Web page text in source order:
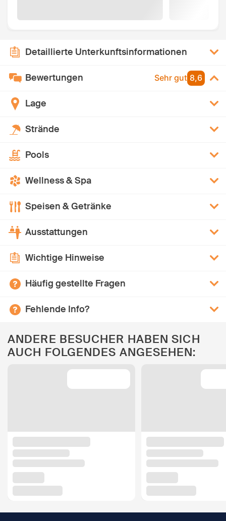
Detaillierte Unterkunftsinformationen
Bewertungen Sehr gut 8,6
Lage
Strände
Pools
Wellness & Spa
Speisen & Getränke
Ausstattungen
Wichtige Hinweise
Häufig gestellte Fragen
Fehlende Info?
ANDERE BESUCHER HABEN SICH
AUCH FOLGENDES ANGESEHEN: